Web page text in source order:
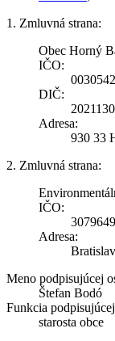
1. Zmluvná strana:
Obec Horný
IČO:
DIČ:
Adresa:
930 33
2. Zmluvná strana:
IČO:
Adresa:
Meno podpisujúcej
Štefan Bodó
Funkcia
starosta obce